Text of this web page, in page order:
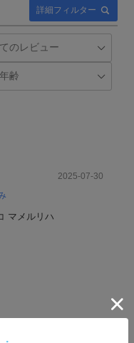
詳細フィルター
2025-07-30
マメルリハ